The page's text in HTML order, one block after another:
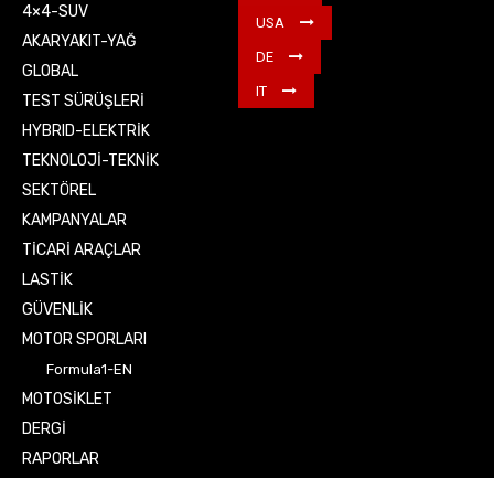
4×4-SUV
AKARYAKIT-YAĞ
GLOBAL
TEST SÜRÜŞLERİ
HYBRID-ELEKTRİK
TEKNOLOJİ-TEKNİK
SEKTÖREL
KAMPANYALAR
TİCARİ ARAÇLAR
LASTİK
GÜVENLİK
MOTOR SPORLARI
Formula1-EN
MOTOSİKLET
DERGİ
RAPORLAR
USA
DE
IT